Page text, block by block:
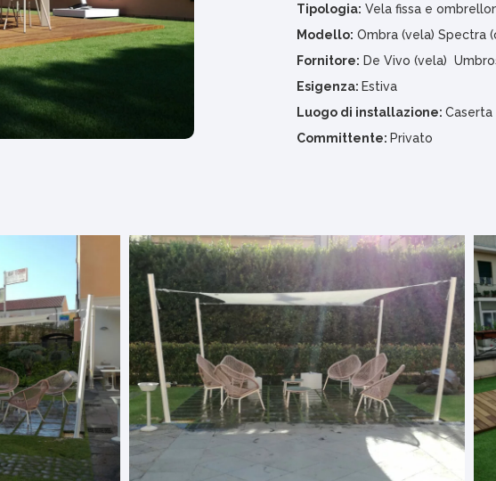
Tipologia: Vela fissa e
Modello: Ombra (vela) Spectra
Fornitore: De Vivo (vela)
Esigenza: Estiva
Luogo di installazione: Caserta
Committente: Privato